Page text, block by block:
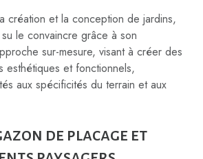
création et la conception de jardins,
le convaincre grâce à son
sur-mesure, visant à créer des
esthétiques et fonctionnels,
aux spécificités du terrain et aux
de placage et